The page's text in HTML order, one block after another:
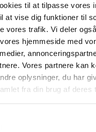
til at tilpasse vores
at vise dig funktioner til
vores trafik. Vi deler
hjemmeside med
Vores partnere kan
oplysninger, du har
fra din brug af deres
1 … 7